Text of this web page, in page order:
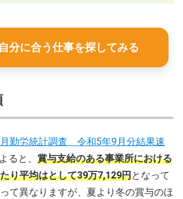
自分に合う仕事を探してみる
勤労統計調査 令和5年9月分結果速
ると、 賞与支給のある事業所における
り平均はとして39万7,129円となって
て異なりますが、夏より冬の賞与のほ